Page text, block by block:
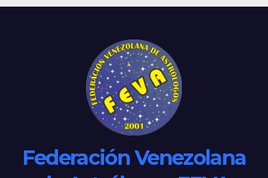
Federación Venezolana